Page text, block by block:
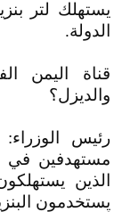
الدولة.
قناة اليمن
والديزل؟
رئيس
مستهدفين في
الذين
يستخدمون